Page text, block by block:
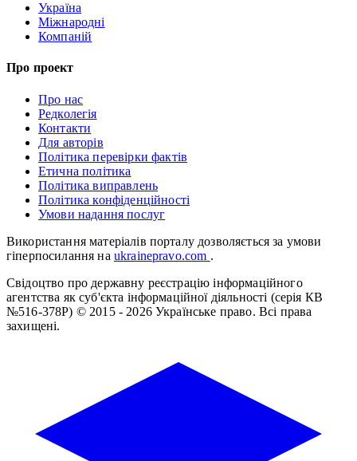
Україна
Міжнародні
Компаній
Про проект
Про нас
Редколегія
Контакти
Для авторів
Політика перевірки фактів
Етична політика
Політика виправлень
Політика конфіденційності
Умови надання послуг
Використання матеріалів порталу дозволяється за умови
гіперпосилання на ukrainepravo.com .
Свідоцтво про державну реєстрацію інформаційного
агентства як суб'єкта інформаційної діяльності (серія КВ
№516-378Р) © 2015 - 2026 Українське право. Всі права
захищені.